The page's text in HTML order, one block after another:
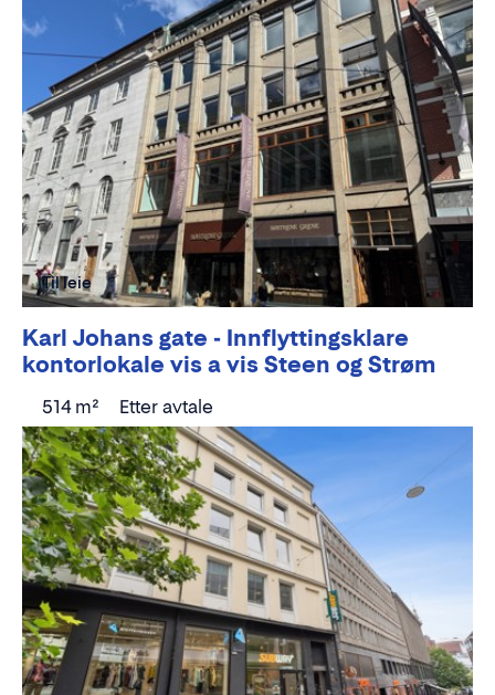
Karl Johans gate - Innflyttingsklare
kontorlokale vis a vis Steen og Strøm
514 m² Etter avtale
Til leie